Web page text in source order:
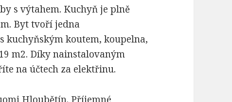
s výtahem. Kuchyň je plně
Byt tvoří jedna
kuchyňským koutem, koupelna,
m2. Díky nainstalovaným
na účtech za elektřinu.